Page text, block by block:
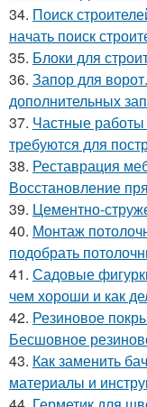
34. Поиск
начать поиск
35. Блоки для
36. Запор для
дополнительных
37. Частные работы
требуются для
38. Реставрация
Восстановление
39. Цементно-
40. Монтаж
подобрать
41. Садовые
чем хороши и как
42. Резиновое
Бесшовное
43. Как заменить
материалы и